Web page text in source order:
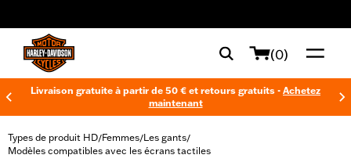
(0)
Livraison gratuite à partir de 50 € et retours gratuits - Achetez
maintenant
Types de produit HD/Femmes/Les gants/
Modèles compatibles avec les écrans tactiles